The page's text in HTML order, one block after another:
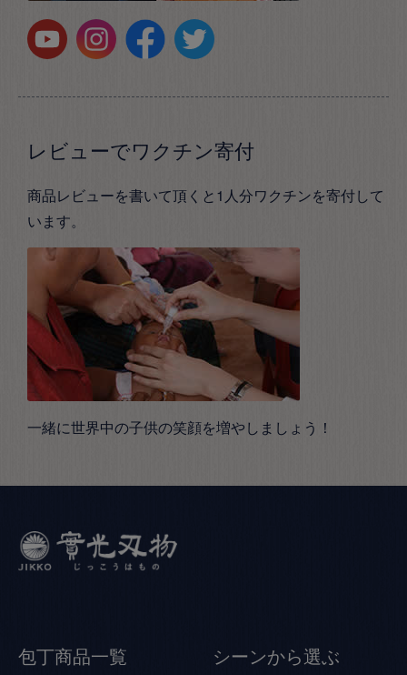
レビューでワクチン寄付
商品レビューを書いて頂くと1人分ワクチンを寄付して
います。
一緒に世界中の子供の笑顔を増やしましょう！
包丁商品一覧 シーンから選ぶ